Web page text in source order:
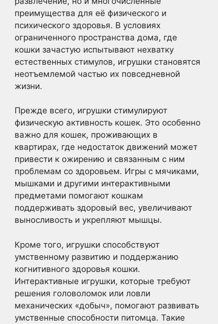
преимущества для её физического и
психического здоровья. В условиях
ограниченного пространства дома, где
кошки зачастую испытывают нехватку
естественных стимулов, игрушки становятся
неотъемлемой частью их повседневной
жизни.
Прежде всего, игрушки стимулируют
физическую активность кошек. Это особенно
важно для кошек, проживающих в
квартирах, где недостаток движений может
привести к ожирению и связанным с ним
проблемам со здоровьем. Игры с мячиками,
мышками и другими интерактивными
предметами помогают кошкам
поддерживать здоровый вес, увеличивают
выносливость и укрепляют мышцы.
Кроме того, игрушки способствуют
умственному развитию и поддержанию
когнитивного здоровья кошки.
Интерактивные игрушки, которые требуют
решения головоломок или ловли
механических «добыч», помогают развивать
умственные способности питомца. Такие